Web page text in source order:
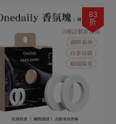
83
折